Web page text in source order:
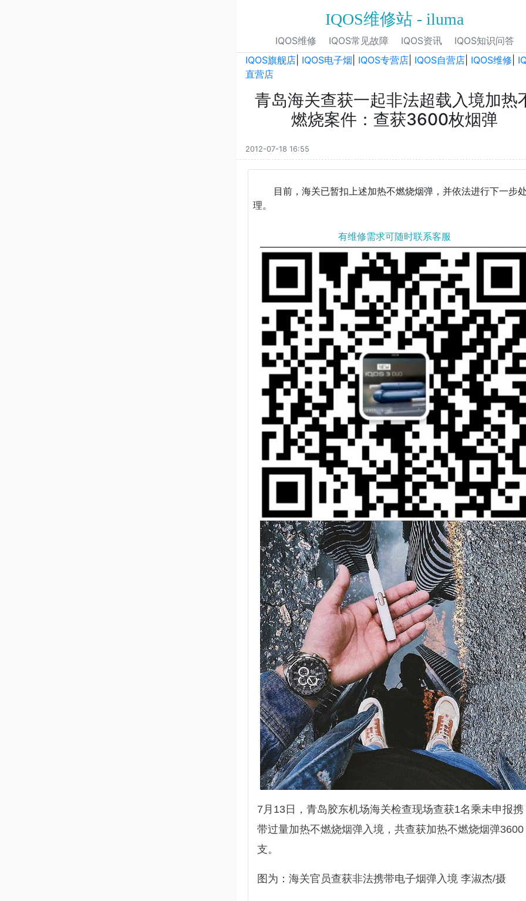
IQOS维修站 - iluma
IQOS维修 IQOS常见故障 IQOS资讯
IQOS知识问答
IQOS旗舰店 IQOS电子烟 IQOS专营店 IQOS自营店 IQOS维修
直营店
青岛海关查获一起非法超载入境加热
燃烧案件：查获3600枚烟弹
2012-07-18 16:55
目前，海关已暂扣上述加热不燃烧烟弹，并依法进行下一步
理。
有维修需求可随时联系客服
7 月 13日，青岛胶东机场海关检查现场查获1名乘未申报携
带过量加热不燃烧烟弹入境，共查获加热不燃烧烟弹3600
支。
图为：海关官员查获非法携带电子烟弹入境 李淑杰/摄